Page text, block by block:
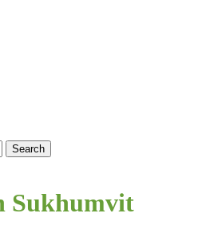
Search
Sukhumvit